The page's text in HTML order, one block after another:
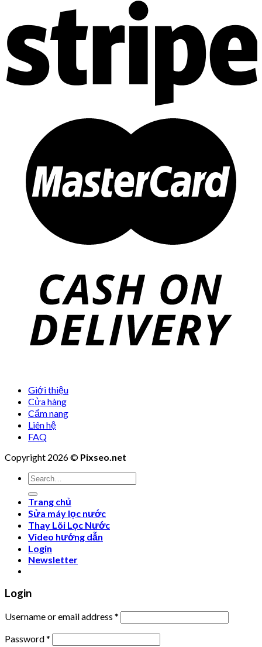
Giới thiệu
Cửa hàng
Cẩm nang
Liên hệ
FAQ
Copyright 2026 © Pixseo.net
Search
for:
Trang chủ
Sửa máy lọc nước
Thay Lõi Lọc Nước
Video hướng dẫn
Login
Newsletter
Login
Username or email address *
Password*